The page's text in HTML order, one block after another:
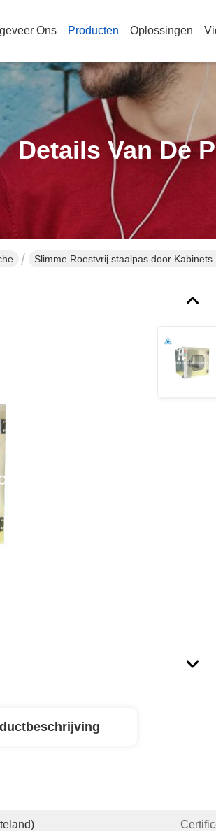
Ons Producten Oplossingen
Details Van De
Slimme Roestvrij staalpas door